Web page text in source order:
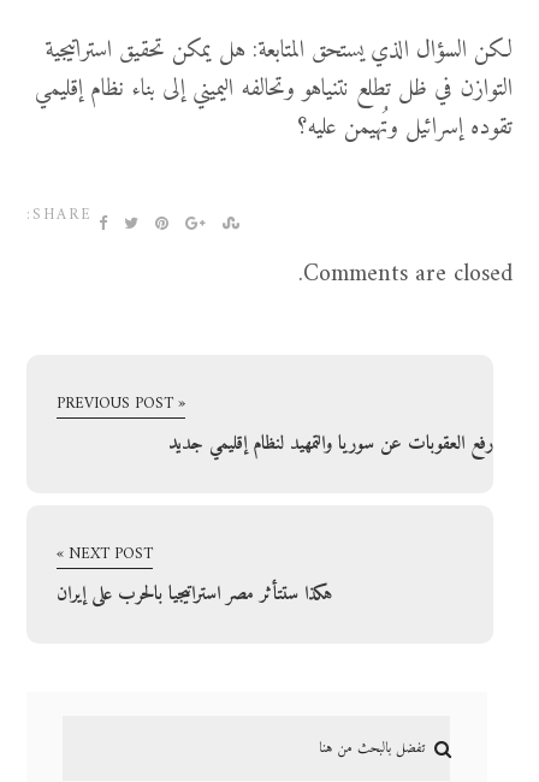
لكن السؤال الذي يستحق المتابعة: هل يمكن تحقيق استراتيجية
التوازن في ظل تطلع نتنياهو وتحالفه اليميني إلى بناء نظام إقليمي
تقوده إسرائيل وتُهيمن عليه؟
SHARE:
Comments are closed.
« PREVIOUS POST
رفع العقوبات عن سوريا والتمهيد لنظام إقليمي جديد
NEXT POST »
هكذا ستتأثر مصر استراتيجيا بالحرب على إيران